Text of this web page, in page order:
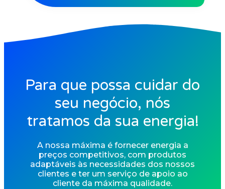
Para que possa cuidar do
seu negócio, nós
tratamos da sua energia!
A nossa máxima é fornecer energia a
preços competitivos, com produtos
adaptáveis às necessidades dos nossos
clientes e ter um serviço de apoio ao
cliente da máxima qualidade.